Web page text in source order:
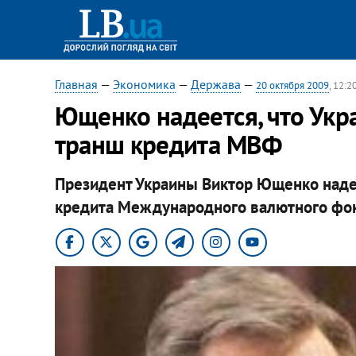
Главная — Экономика — Держава — 20 октября 2009,
Ющенко надеется, что
транш кредита МВФ
Президент Украины Виктор Ющенко
кредита Международного валютного